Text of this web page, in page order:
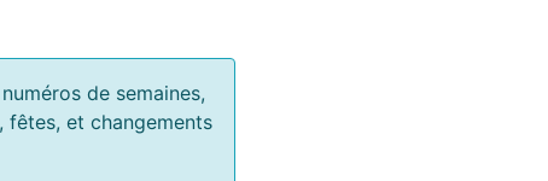
de semaines,
fêtes, et changements